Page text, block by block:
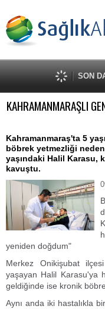
SON
KAHRAMANMARAŞLI
Kahramanmaraş'ta 5
böbrek yetmezliği
yaşındaki Halil Karasu,
kavuştu.
yeniden doğdum"
Merkez Onikişubat
yaşayan Halil Karasu'ya
geldiğinde ise kronik
Aynı anda iki hastalıkla